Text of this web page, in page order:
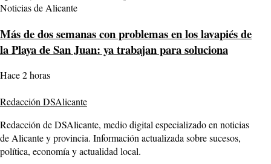
Noticias de Alicante
Más de dos semanas con problemas en los lavapiés de
la Playa de San Juan: ya trabajan para soluciona
Hace 2 horas
Redacción DSAlicante
Redacción de DSAlicante, medio digital especializado en noticias
de Alicante y provincia. Información actualizada sobre sucesos,
política, economía y actualidad local.